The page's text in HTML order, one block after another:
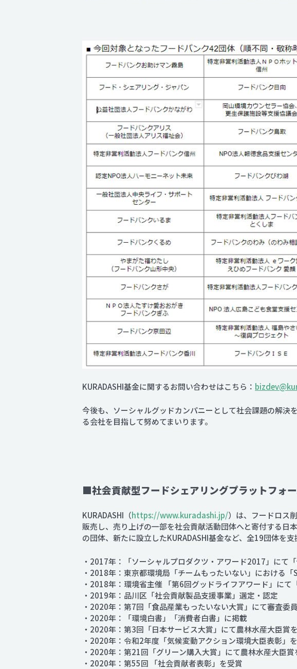
KURADASHI基金に関するお問い合わせはこちら：
今後も、ソーシャルグッドカンパニーとして社会課題の解決
る会社を目指して努めてまいります。
■社会貢献型フードシェアリングプラットフォ
KURADASHI（https://www.kuradashi.jp/）は、フードロス
販売し、売り上げの一部を社会貢献活動団体へと寄付する
の団体、新たに設立したKURADASHI基金など、全19団体を支
・2017年：「ソーシャルプロダクツ・アワード2017」にて
・2018年：東京都環境局「チームもったいない」における
・2018年：環境省主催 「第6回グッドライフアワード」にて
・2019年：品川区「社会貢献製品支援事業」選定・認定
・2020年：第7回「食品産業もったいない大賞」にて審査委
・2020年：「環境白書」「消費者白書」に掲載
・2020年：第3回「日本サービス大賞」にて農林水産大臣賞
・2020年：令和2年度「気候変動アクション環境大臣表彰」
・2020年：第21回「グリーン購入大賞」にて農林水産大臣賞
・2020年：第55回 「社会貢献者表彰」を受賞